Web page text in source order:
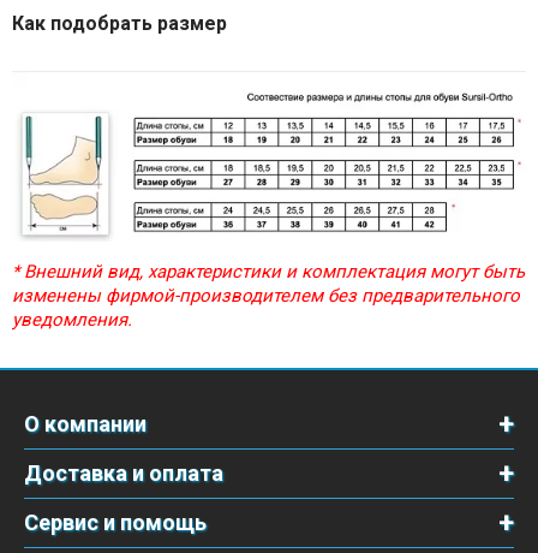
Как подобрать размер
* Внешний вид, характеристики и комплектация могут быть
изменены фирмой-производителем без предварительного
уведомления.
О компании
Доставка и оплата
Сервис и помощь